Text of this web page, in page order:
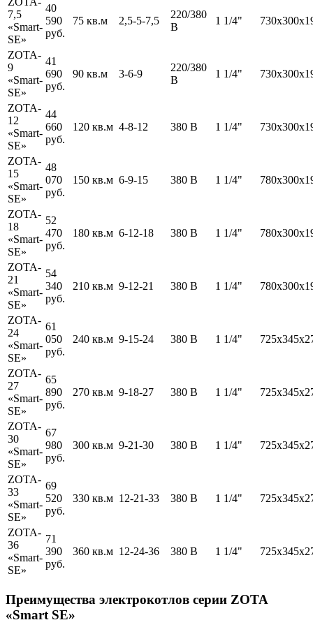
7,5
«Smart-
SE»
40
590
руб.
75 кв.м 2,5-5-7,5
220/380
В
1 1/4"
ZOTA-
9
«Smart-
SE»
41
690
руб.
90 кв.м 3-6-9
220/380
В
1 1/4"
ZOTA-
12
«Smart-
SE»
44
660
руб.
120 кв.м 4-8-12 380 В 1 1/4"
ZOTA-
15
«Smart-
SE»
48
070
руб.
150 кв.м 6-9-15 380 В 1 1/4"
ZOTA-
18
«Smart-
SE»
52
470
руб.
180 кв.м 6-12-18 380 В 1 1/4"
ZOTA-
21
«Smart-
SE»
54
340
руб.
210 кв.м 9-12-21 380 В 1 1/4"
ZOTA-
24
«Smart-
SE»
61
050
руб.
240 кв.м 9-15-24 380 В 1 1/4"
ZOTA-
27
«Smart-
SE»
65
890
руб.
270 кв.м 9-18-27 380 В 1 1/4"
ZOTA-
30
«Smart-
SE»
67
980
руб.
300 кв.м 9-21-30 380 В 1 1/4"
ZOTA-
33
«Smart-
SE»
69
520
руб.
330 кв.м 12-21-33 380 В 1 1/4"
ZOTA-
36
«Smart-
SE»
71
390
руб.
360 кв.м 12-24-36 380 В 1 1/4"
Преимущества электрокотлов серии ZOTA
«Smart SE»